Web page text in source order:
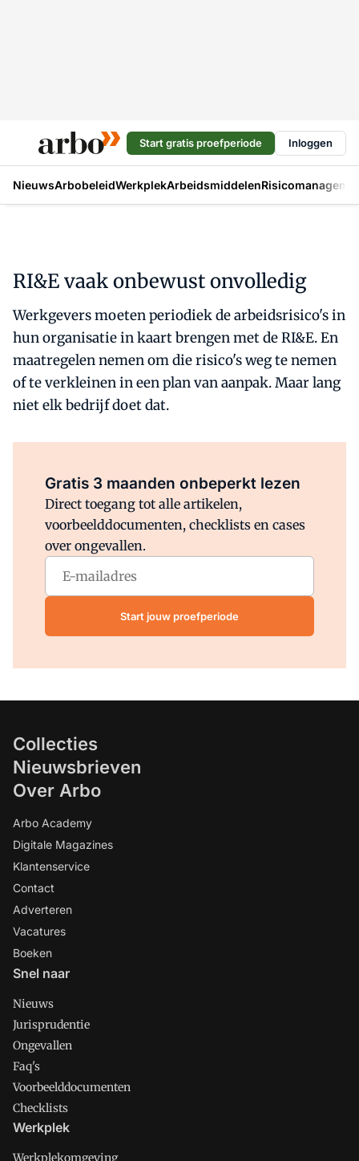
Start gratis proefperiode Inloggen
NieuwsArbobeleidWerkplekArbeidsmiddelen
RI&E vaak onbewust onvolledig
Werkgevers moeten periodiek de arbeidsrisico's in
hun organisatie in kaart brengen met de RI&E. En
maatregelen nemen om die risico's weg te nemen
of te verkleinen in een plan van aanpak. Maar lang
niet elk bedrijf doet dat.
Gratis 3 maanden onbeperkt lezen
Direct toegang tot alle artikelen,
voorbeelddocumenten, checklists en cases
over ongevallen.
Start jouw proefperiode
Collecties
Nieuwsbrieven
Over Arbo
Arbo Academy
Digitale Magazines
Klantenservice
Contact
Adverteren
Vacatures
Boeken
Snel naar
Nieuws
Jurisprudentie
Ongevallen
Faq's
Voorbeelddocumenten
Checklists
Werkplek
Werkplekomgeving